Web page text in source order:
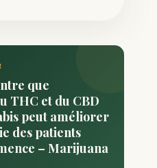
que
THC et du CBD
peut améliorer
des patients
– Marijuana